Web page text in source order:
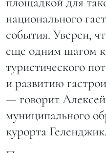
национального
события. Уверен,
еще одним шагом
туристического
и развитию
— говорит
муниципального
курорта Геленджик.